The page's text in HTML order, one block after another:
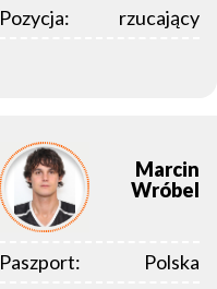
Pozycja:
rzucający
Marcin
Wróbel
Paszport:
Polska